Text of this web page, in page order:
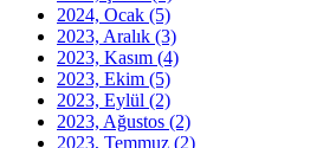
2024, Ocak (5)
2023, Aralık (3)
2023, Kasım (4)
2023, Ekim (5)
2023, Eylül (2)
2023, Ağustos (2)
2023, Temmuz (2)